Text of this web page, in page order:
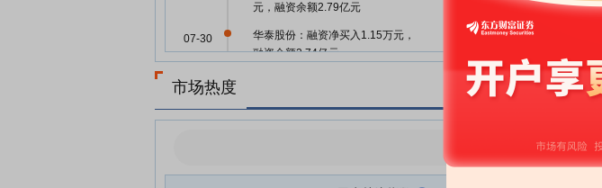
元，融资余额2.79亿元
华泰股份：融资净买入1.15万元，
融资余额2.74亿元
07-30
07-29
华泰股份：融资净买入59.37万
07-25
华泰股份:
会第十三
华泰股份:
华泰股份:
年山东辖
市场热度
今日用户关注度